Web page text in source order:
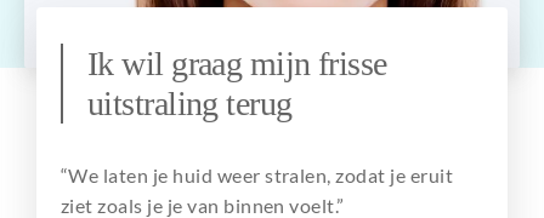
Blogs
Over ons
Ik wil graag mijn frisse
uitstraling terug
“We laten je huid weer stralen, zodat je eruit
ziet zoals je je van binnen voelt.”